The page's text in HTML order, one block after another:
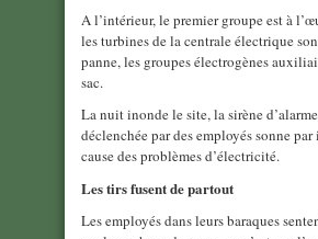
A l’intérieur, le premier groupe est à
les turbines de la centrale électrique
panne, les groupes électrogènes
sac.
La nuit inonde le site, la sirène
déclenchée par des employés sonne
cause des problèmes d’électricité.
Les tirs fusent de partout
Les employés dans leurs baraques